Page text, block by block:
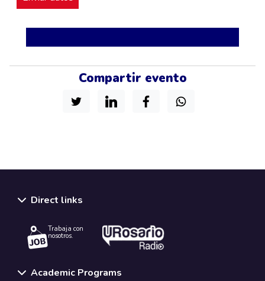
Compartir evento
Direct links
Trabaja con
nosotros.
Academic Programs